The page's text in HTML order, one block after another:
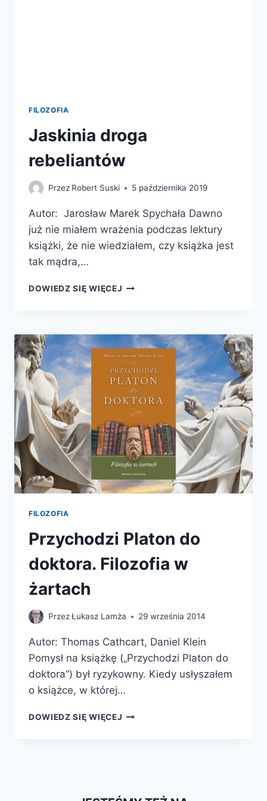
FILOZOFIA
Jaskinia droga
rebeliantów
Przez Robert Suski 5 października 2019
Autor: Jarosław Marek Spychała Dawno
już nie miałem wrażenia podczas lektury
książki, że nie wiedziałem, czy książka jest
tak mądra,…
DOWIEDZ SIĘ WIĘCEJ JASKINIA
FILOZOFIA
Przychodzi Platon do
doktora. Filozofia w
żartach
PrzezŁukasz Lamża 29 września 2014
Autor: Thomas Cathcart, Daniel Klein
Pomysł na książkę („Przychodzi Platon do
doktora”) był ryzykowny. Kiedy usłyszałem
o książce, w której…
DOWIEDZ SIĘ WIĘCEJ PRZYCHODZI